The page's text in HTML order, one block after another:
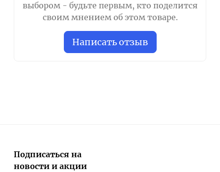
выбором - будьте первым, кто поделится
своим мнением об этом товаре.
Написать отзыв
Подписаться на
новости и акции